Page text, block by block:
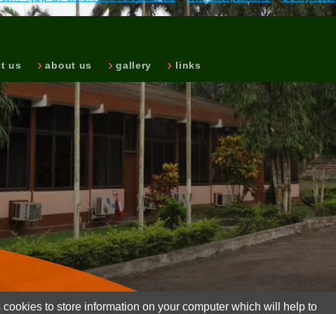
us about us gallery links
to store information on your computer which will help to